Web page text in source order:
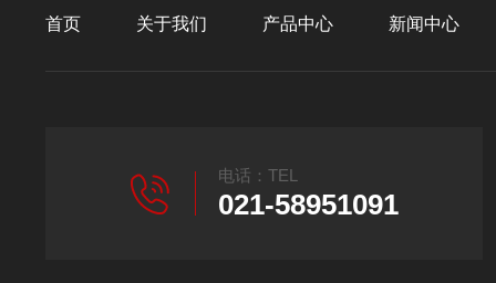
首页 关于我们 产品中心 新闻中心
电话：TEL
021-58951091